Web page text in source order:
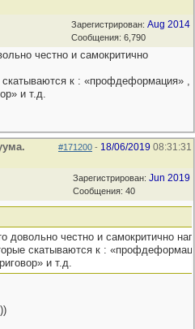
Зарегистрирован: Aug 2014
Сообщения: 6,790
честно и самокритично
скатываются к : «профдеформация» ,
и т.д.
#171200 - 18/06/2019 08:31:31
Зарегистрирован: Jun 2019
Сообщения: 40
довольно честно и самокритично
скатываются к :
и т.д.